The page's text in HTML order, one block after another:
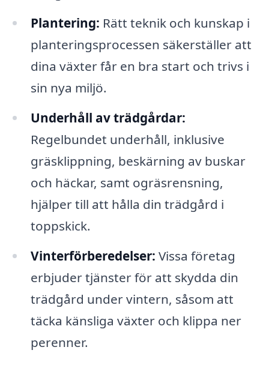
Plantering: Rätt teknik och kunskap i
planteringsprocessen säkerställer att
dina växter får en bra start och trivs i
sin nya miljö.
Underhåll av trädgårdar:
Regelbundet underhåll, inklusive
gräsklippning, beskärning av buskar
och häckar, samt ogräsrensning,
hjälper till att hålla din trädgård i
toppskick.
Vinterförberedelser: Vissa företag
erbjuder tjänster för att skydda din
trädgård under vintern, såsom att
täcka känsliga växter och klippa ner
perenner.